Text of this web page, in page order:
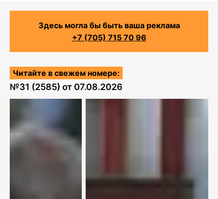
Здесь могла бы быть ваша реклама
+7 (705) 715 70 96
Читайте в свежем номере:
№31 (2585) от 07.08.2026